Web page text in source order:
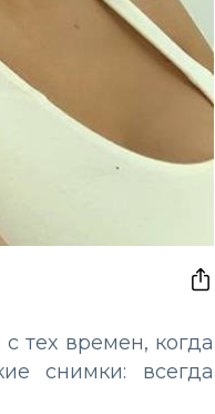
тех времен, когда
снимки: всегда